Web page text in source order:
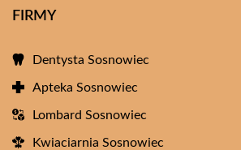
FIRMY
Dentysta Sosnowiec
Apteka Sosnowiec
Lombard Sosnowiec
Kwiaciarnia Sosnowiec